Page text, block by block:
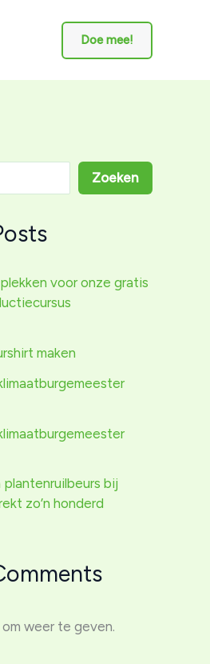
Doe mee!
Zoeken
voor onze gratis
maken
bij
zo’n honderd
weer te geven.